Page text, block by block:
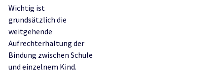
Wichtig ist
grundsätzlich die
weitgehende
Aufrechterhaltung der
Bindung zwischen Schule
und einzelnem Kind.